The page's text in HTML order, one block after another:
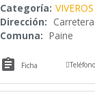
Categoría: VIVEROS
Dirección:
Comuna: Paine
 Ficha Teléfono